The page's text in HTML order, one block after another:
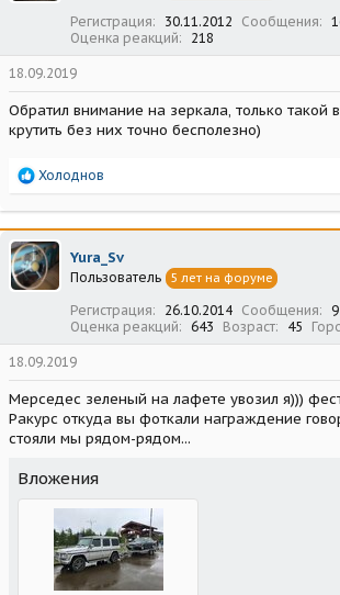
Регистрация 30.11.2012 Сообщения
Оценка реакций
218
18.09.2019
Обратил внимание на зеркала, только такой
крутить без них точно бесполезно)
Р
а
к
ц
и
и
Холоднов
Yura_Sv
Пользователь 5 лет на форуме
Регистрация 26.10.2014 Сообщения
Оценка реакций
643 Возраст 45
18.09.2019
Мерседес зеленый на лафете увозил я)))
Ракурс откуда вы фоткали награждение
стояли мы рядом-рядом...
Вложения